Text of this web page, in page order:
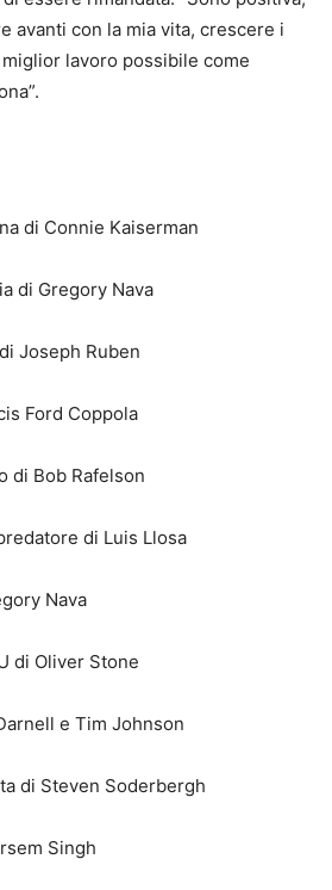
avanti con la mia vita, crescere i
lavoro possibile come
di Connie Kaiserman
di Gregory Nava
Joseph Ruben
Ford Coppola
di Bob Rafelson
di Luis Llosa
Nava
di Oliver Stone
e Tim Johnson
di Steven Soderbergh
Singh